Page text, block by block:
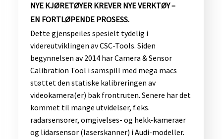
​NYE KJØRETØYER KREVER NYE VERKTØY –
EN FORTLØPENDE PROSESS.
Dette gjenspeiles spesielt tydelig i
videreutviklingen av CSC-Tools. Siden
begynnelsen av 2014 har Camera & Sensor
Calibration Tool i samspill med mega macs
støttet den statiske kalibreringen av
videokamera(er) bak frontruten. Senere har det
kommet til mange utvidelser, f.eks.
radarsensorer, omgivelses- og hekk-kameraer
og lidarsensor (laserskanner) i Audi-modeller.